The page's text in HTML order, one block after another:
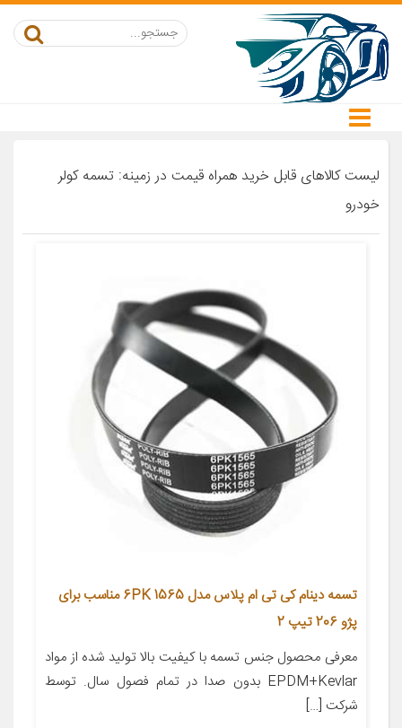
لیست کالاهای قابل خرید همراه قیمت در زمینه: تسمه کولر
خودرو
تسمه دینام کی تی ام پلاس مدل 6PK 1565 مناسب برای
پژو 206 تیپ 2
معرفی محصول جنس تسمه با کیفیت بالا تولید شده از مواد
EPDM+Kevlar بدون صدا در تمام فصول سال. توسط
شرکت […]